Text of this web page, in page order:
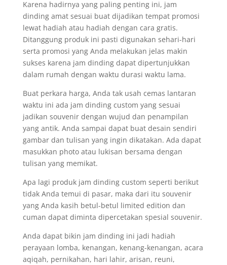
Karena hadirnya yang paling penting ini, jam
dinding amat sesuai buat dijadikan tempat promosi
lewat hadiah atau hadiah dengan cara gratis.
Ditanggung produk ini pasti digunakan sehari-hari
serta promosi yang Anda melakukan jelas makin
sukses karena jam dinding dapat dipertunjukkan
dalam rumah dengan waktu durasi waktu lama.
Buat perkara harga, Anda tak usah cemas lantaran
waktu ini ada jam dinding custom yang sesuai
jadikan souvenir dengan wujud dan penampilan
yang antik. Anda sampai dapat buat desain sendiri
gambar dan tulisan yang ingin dikatakan. Ada dapat
masukkan photo atau lukisan bersama dengan
tulisan yang memikat.
Apa lagi produk jam dinding custom seperti berikut
tidak Anda temui di pasar, maka dari itu souvenir
yang Anda kasih betul-betul limited edition dan
cuman dapat diminta dipercetakan spesial souvenir.
Anda dapat bikin jam dinding ini jadi hadiah
perayaan lomba, kenangan, kenang-kenangan, acara
aqiqah, pernikahan, hari lahir, arisan, reuni,